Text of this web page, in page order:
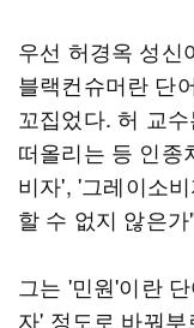
우선 허경옥 성신
블랙컨슈머란 단
꼬집었다. 허 교
떠올리는 등 인종
비자', '그레이소
할 수 없지 않은
그는 '민원'이란
자' 정도로 바꿔